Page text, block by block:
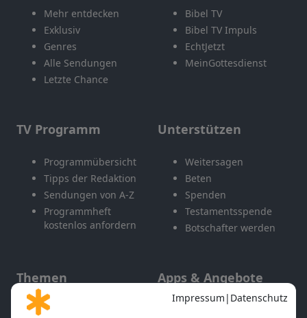
Mehr entdecken
Exklusiv
Genres
Alle Sendungen
Letzte Chance
Bibel TV
Bibel TV Impuls
EchtJetzt
MeinGottesdienst
TV Programm
Programmübersicht
Tipps der Redaktion
Sendungen von A-Z
Programmheft
kostenlos anfordern
Unterstützen
Weitersagen
Beten
Spenden
Testamentsspende
Botschafter werden
Themen
Gott und Bibel erklärt
Apps & Angebote